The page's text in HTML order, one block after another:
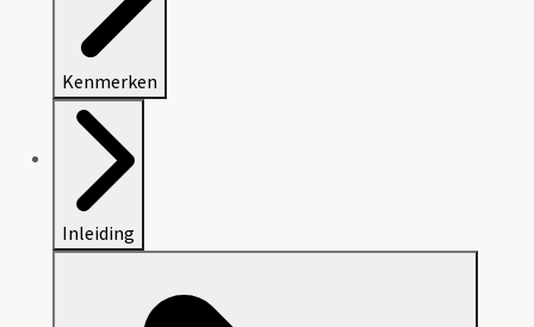
Kenmerken
Inleiding